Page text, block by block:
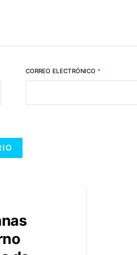
CORREO ELECTRÓNICO *